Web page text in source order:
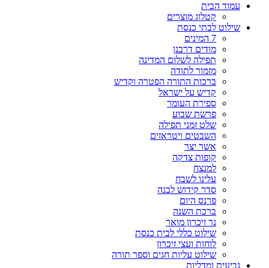
עמוד הבית
קטלוג מוצרים
שילוט לבתי כנסת
7 המינים
מודים דרבנן
תפילה לשלום המדינה
מזמור לתודה
ברכות התורה הפטרה וקדיש
קדיש על ישראל
ספירת העומר
פרשת שבוע
שלט זמני תפילה
השבטים ויטראזים
אשר יצר
קופות צדקה
למנצח
עלינו לשבח
סדר קידוש לבנה
פרנס היום
ברכת השנה
נר זיכרון מואר
שילוט כללי לבית כנסת
לוחות ועצי זיכרון
שילוט עליות חגים וספר תורה
גביעים ומדליות